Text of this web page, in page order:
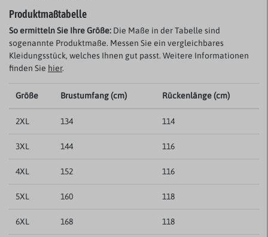
Produktmaßtabelle
So ermitteln Sie Ihre Größe: Die Maße in der Tabelle sind
sogenannte Produktmaße. Messen Sie ein vergleichbares
Kleidungsstück, welches Ihnen gut passt. Weitere Informationen
finden Sie hier.
Größe Brustumfang (cm) Rückenlänge (cm)
2XL 134 114
3XL 144 116
4XL 152 116
5XL 160 118
6XL 168 118